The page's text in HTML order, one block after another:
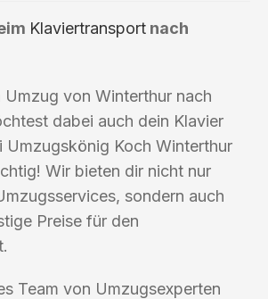
Klaviertransport nach
Umzug von Winterthur nach
dabei auch dein Klavier
Umzugskönig Koch Winterthur
Wir bieten dir nicht nur
sondern auch
Preise für den
Team von Umzugsexperten